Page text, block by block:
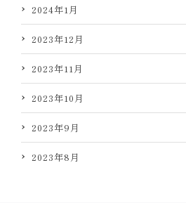
2024年1月
2023年12月
2023年11月
2023年10月
2023年9月
2023年8月